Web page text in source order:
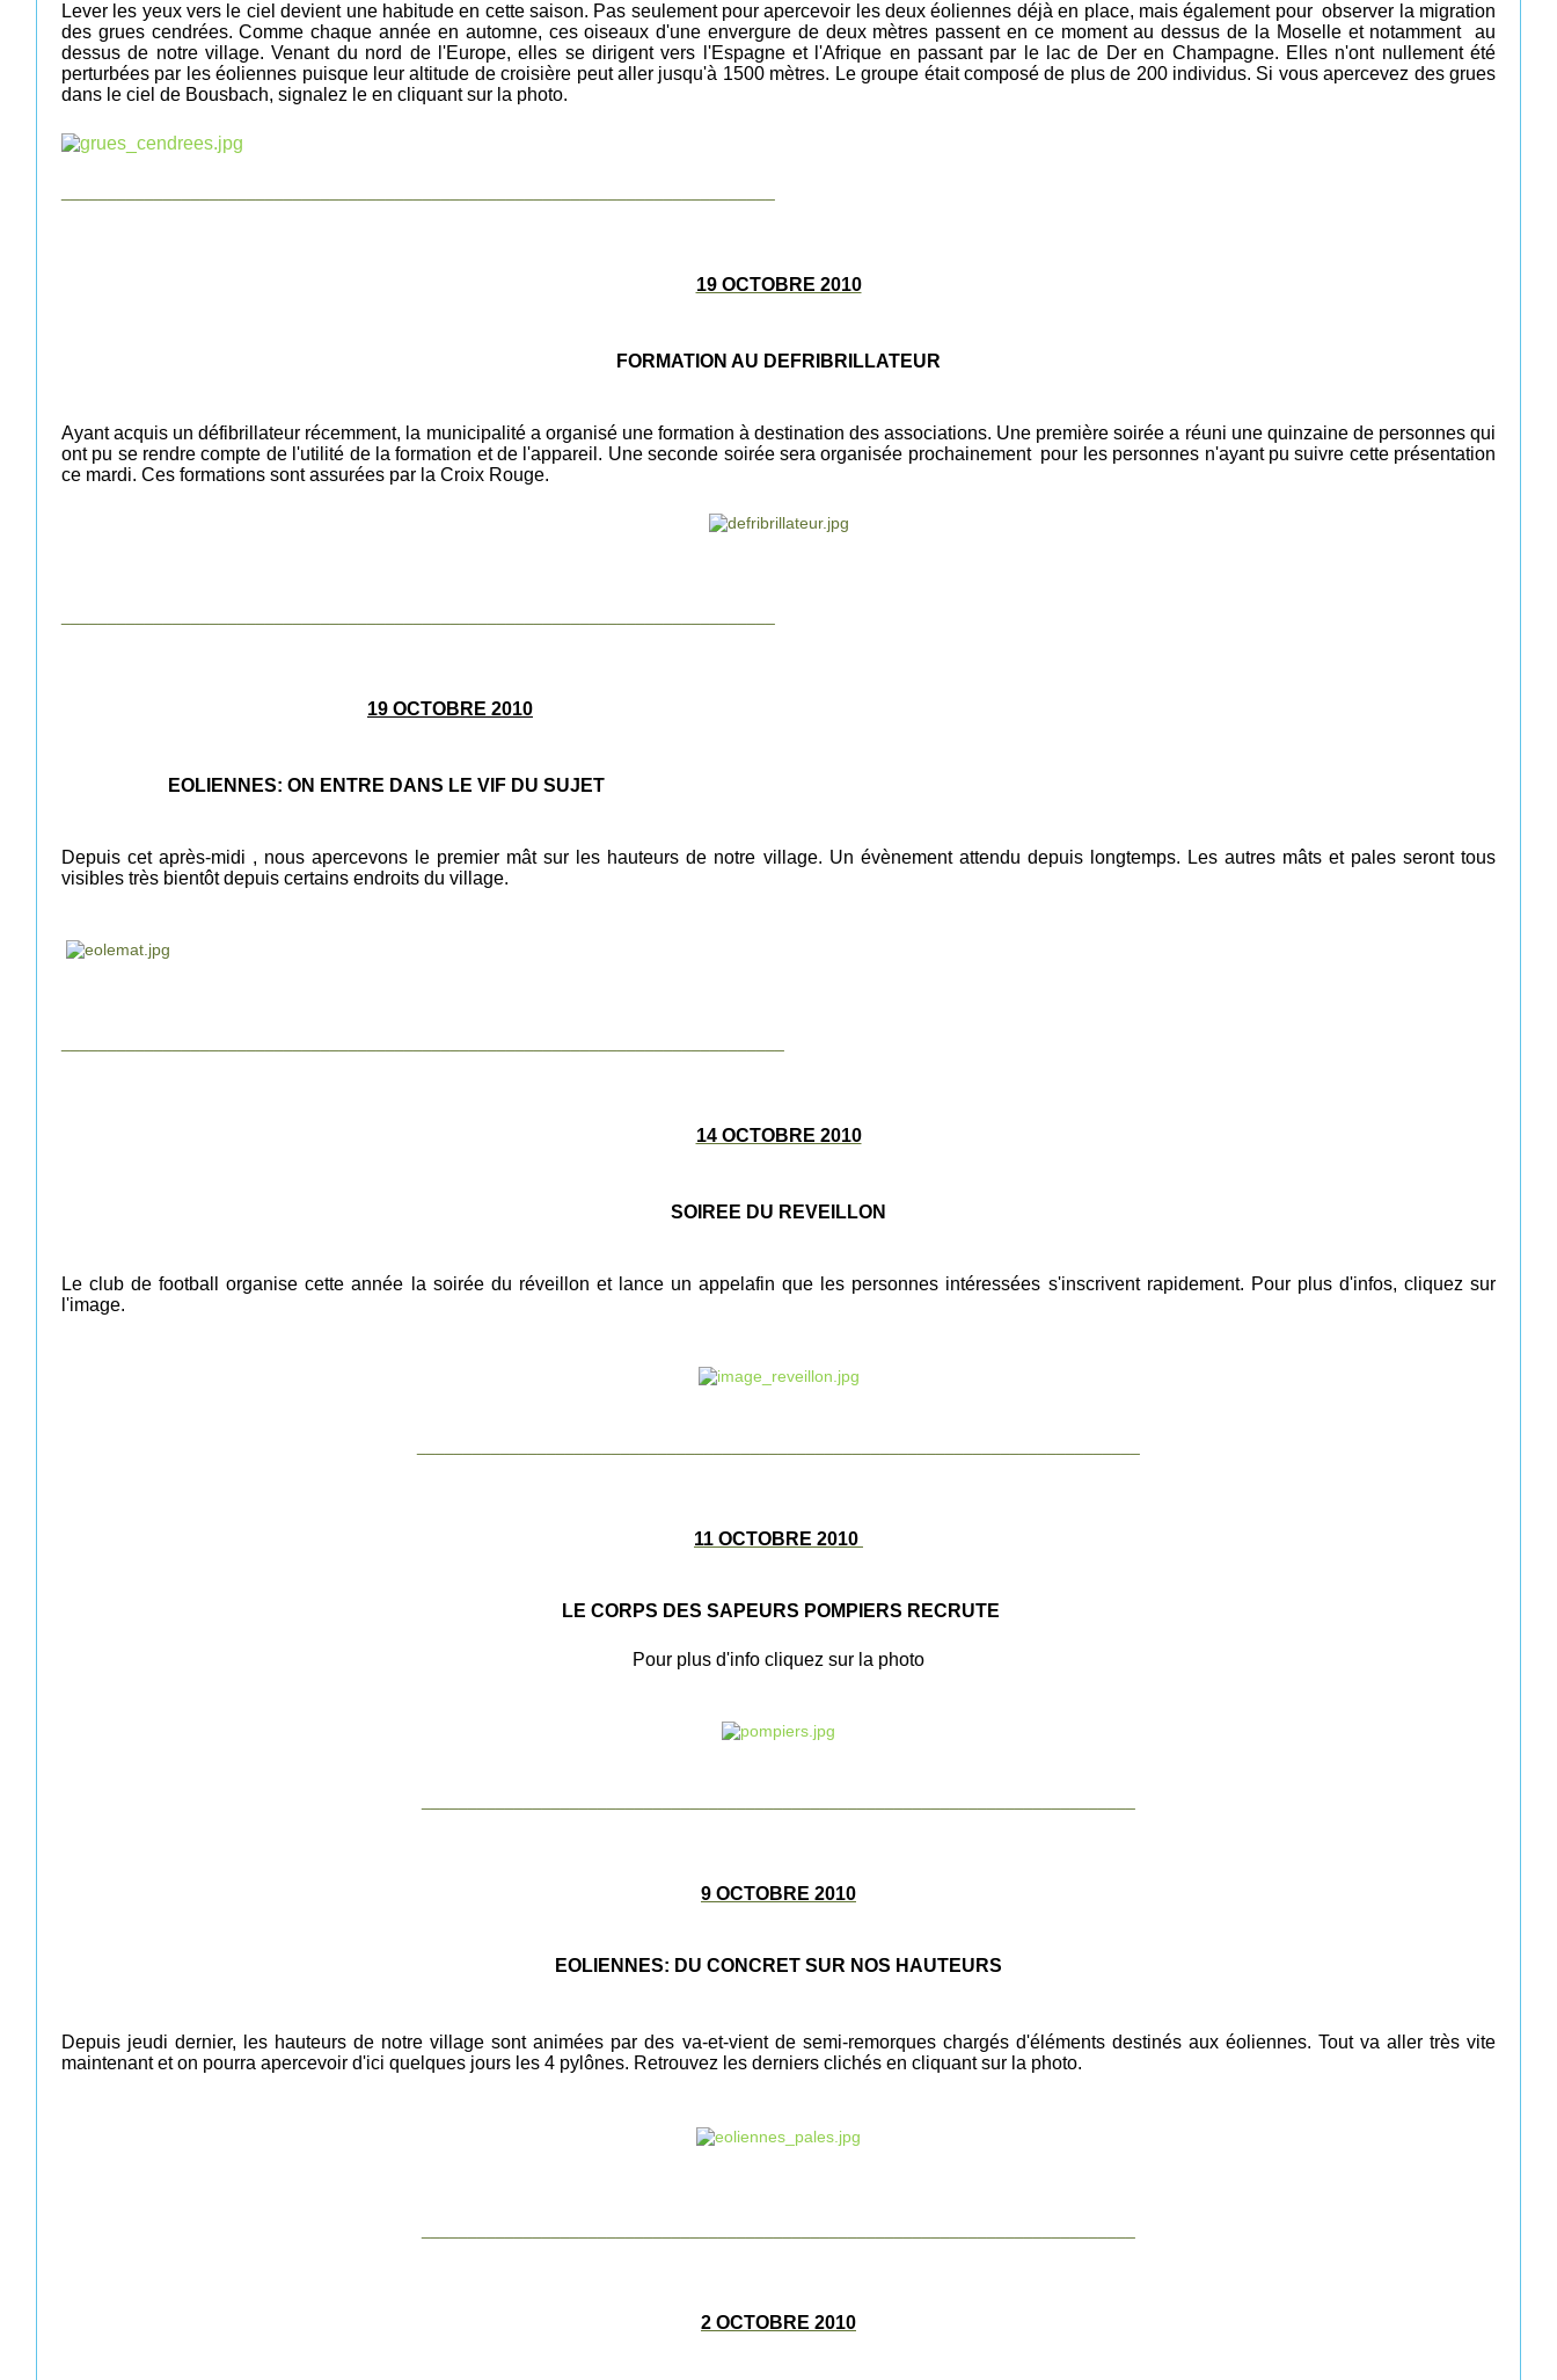
Lever les yeux vers le ciel devient une habitudeen cette saison. Pas seulement pour apercevoir les deux éoliennes déjà en place, mais également pour observer la migration
des grues cendrées. Comme chaque année en automne, ces oiseaux d'une envergure de deux mètres passent en ce moment au dessus de la Moselle et notamment au
dessus de notre village. Venant du nord de l'Europe, elles se dirigent vers l'Espagne et l'Afrique en passant par le lac de Der en Champagne. Elles n'ont nullement été
perturbées par les éoliennes puisque leur altitude de croisière peut aller jusqu'à 1500 mètres. Le groupe était composé de plus de 200 individus. Si vous apercevez des grues
dans le ciel de Bousbach, signalez le en cliquant sur la photo.
19 OCTOBRE 2010
FORMATION AU DEFRIBRILLATEUR
Ayant acquis un défibrillateur récemment, la municipalité a organisé une formation à destination des associations. Une première soirée a réuni une quinzaine de personnes qui
ont pu se rendre compte de l'utilité de la formation et de l'appareil. Une seconde soirée sera organisée prochainement pour les personnes n'ayant pu suivre cette présentation
ce mardi. Ces formations sont assurées par la Croix Rouge.
19 OCTOBRE 2010
EOLIENNES: ON ENTRE DANS LE VIF DU SUJET
Depuis cet après-midi , nous apercevons le premier mât sur les hauteurs de notre village. Un évènement attendu depuis longtemps. Les autres mâts et pales seront tous
visibles très bientôt depuis certains endroits du village.
14 OCTOBRE 2010
SOIREE DU REVEILLON
Le club de football organise cette année la soirée du réveillon et lance un appelafinque les personnes intéressées s'inscrivent rapidement. Pour plus d'infos, cliquez sur
l'image.
11 OCTOBRE 2010
LE CORPS DES SAPEURS POMPIERS RECRUTE
Pour plus d'info cliquez sur la photo
9 OCTOBRE 2010
EOLIENNES: DU CONCRET SUR NOS HAUTEURS
Depuis jeudi dernier, les hauteurs de notre village sont animées par des va-et-vient de semi-remorques chargés d'éléments destinés aux éoliennes. Tout va aller très vite
maintenant et on pourra apercevoir d'ici quelques jours les 4 pylônes. Retrouvez les derniers clichés en cliquant sur la photo.
2 OCTOBRE 2010